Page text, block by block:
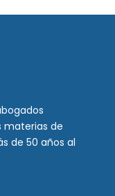
materias de
de 50 años al